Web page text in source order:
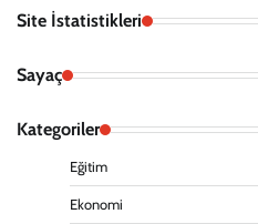
Site İstatistikleri
Sayaç
Kategoriler
Eğitim
Ekonomi